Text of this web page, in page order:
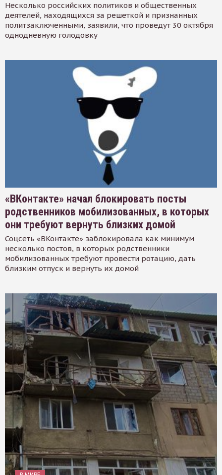
Несколько российских политиков и общественных
деятелей, находящихся за решеткой и признанных
политзаключенными, заявили, что проведут 30 октября
однодневную голодовку
«ВКонтакте» начал блокировать посты
родственников мобилизованных, в которых
они требуют вернуть близких домой
Соцсеть «ВКонтакте» заблокировала как минимум
несколько постов, в которых родственники
мобилизованных требуют провести ротацию, дать
близким отпуск и вернуть их домой